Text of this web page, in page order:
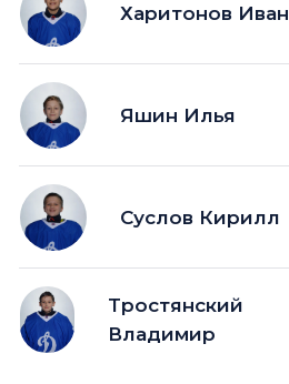
Харитонов Иван
Яшин Илья
Суслов Кирилл
Тростянский
Владимир